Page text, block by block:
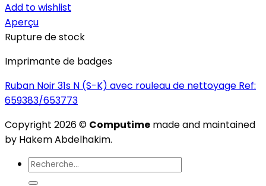
Add to wishlist
Aperçu
Rupture de stock
Imprimante de badges
Ruban Noir 31s N (S-K) avec rouleau de nettoyage Ref:
659383/653773
Copyright 2026 © Computime made and maintained
by Hakem Abdelhakim.
Recherche
pour :